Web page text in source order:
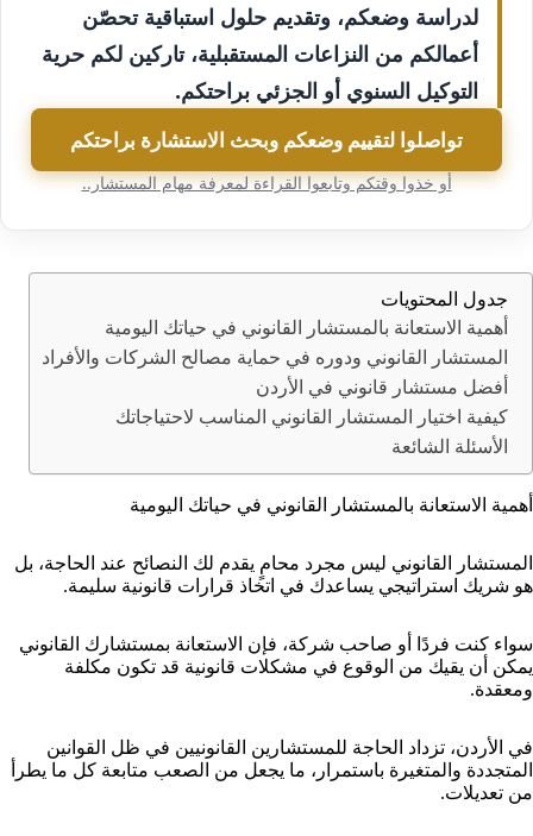
لدراسة وضعكم، وتقديم حلول استباقية تحصّن
أعمالكم من النزاعات المستقبلية، تاركين لكم حرية
التوكيل السنوي أو الجزئي براحتكم.
تواصلوا لتقييم وضعكم وبحث الاستشارة براحتكم
أو خذوا وقتكم وتابعوا القراءة لمعرفة مهام المستشار..
جدول المحتويات
أهمية الاستعانة بالمستشار القانوني في حياتك اليومية
المستشار القانوني ودوره في حماية مصالح الشركات والأفراد
أفضل مستشار قانوني في الأردن
كيفية اختيار المستشار القانوني المناسب لاحتياجاتك
الأسئلة الشائعة
أهمية الاستعانة بالمستشار القانوني في حياتك اليومية
المستشار القانوني ليس مجرد محامٍ يقدم لك النصائح عند الحاجة، بل
هو شريك استراتيجي يساعدك في اتخاذ قرارات قانونية سليمة.
سواء كنت فردًا أو صاحب شركة، فإن الاستعانة بمستشارك القانوني
يمكن أن يقيك من الوقوع في مشكلات قانونية قد تكون مكلفة
ومعقدة.
في الأردن، تزداد الحاجة للمستشارين القانونيين في ظل القوانين
المتجددة والمتغيرة باستمرار، ما يجعل من الصعب متابعة كل ما يطرأ
من تعديلات.